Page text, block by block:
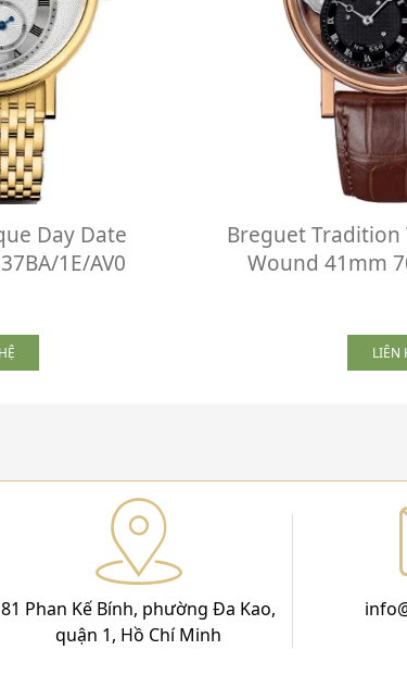
Day Date
1E/AV0
Breguet
Wound 41mm
LIÊN
81 Phan Kế Bính, phường Đa Kao,
quận 1, Hồ Chí Minh